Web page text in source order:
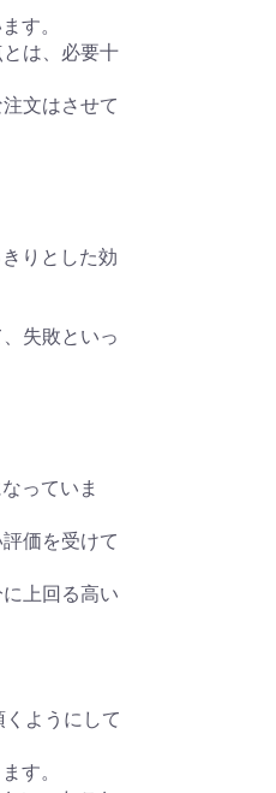
す。
は、必要十
文はさせて
りとした効
失敗といっ
っていま
価を受けて
上回る高い
ようにして
す。